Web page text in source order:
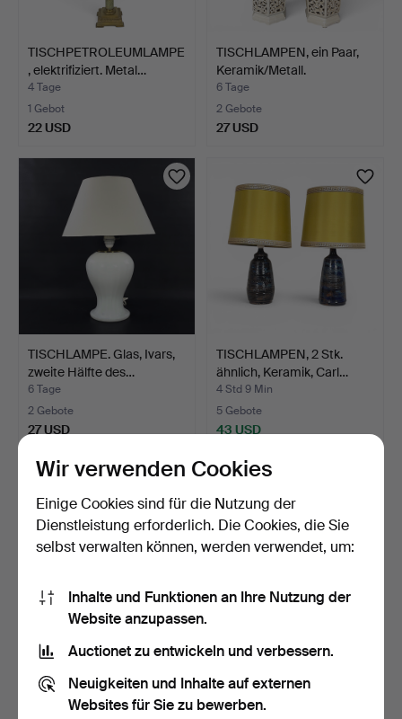
TISCHPETROLEUMLAMPE
, elektrifiziert. Metal…
4 Tage
1 Gebot
22 USD
TISCHLAMPEN, ein Paar,
Keramik/Metall.
6 Tage
2 Gebote
27 USD
TISCHLAMPE. Glas, Ivars,
zweite Hälfte des…
6 Tage
2 Gebote
27 USD
TISCHLAMPEN, 2 Stk.
ähnlich, Keramik, Carl…
4 Std 9 Min
5 Gebote
43 USD
TISCHLAMPEN, ein Paar,
Porzellan mit Metal…
6 Tage
Schätzwert
SCHREIBTISCHLAMPE,
Metall, etikettiert Par…
8 Tage
Schätzwert
Wir verwenden Cookies
Einige Cookies sind für die Nutzung der
Dienstleistung erforderlich. Die Cookies, die Sie
selbst verwalten können, werden verwendet, um:
Inhalte und Funktionen an Ihre Nutzung der
Website anzupassen.
Auctionet zu entwickeln und verbessern.
Neuigkeiten und Inhalte auf externen
Websites für Sie zu bewerben.